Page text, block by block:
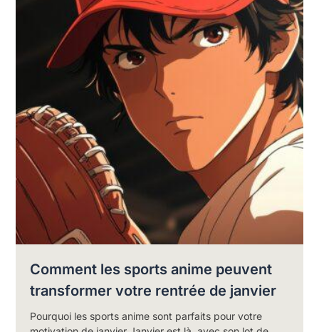
Comment les sports anime peuvent
transformer votre rentrée de janvier
Pourquoi les sports anime sont parfaits pour votre